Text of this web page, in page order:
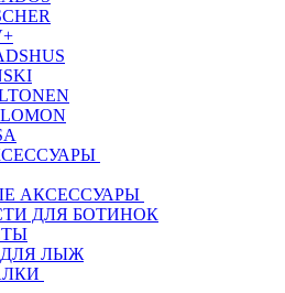
АКСЕССУАРЫ
ДЛЯ БОТИНОК
ЛЫЖ